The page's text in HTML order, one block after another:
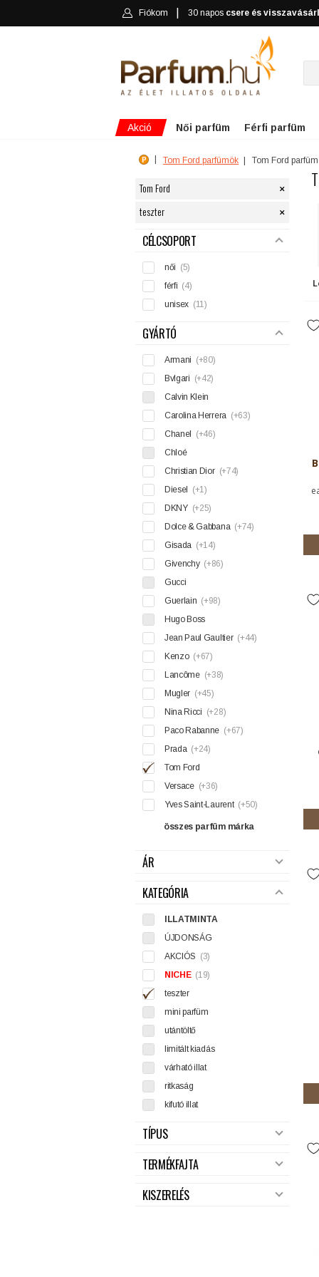
Fiókom 30 napos csere és
Akció Női parfüm Férfi parfüm
Tom Ford parfümök Tom Ford
Tom Ford ×
teszter ×
SZŰRÉS
CÉLCSOPORT
női (5)
férfi (4)
unisex (11)
GYÁRTÓ
Armani (+80)
Bvlgari (+42)
Calvin Klein
Carolina Herrera (+63)
Chanel
(+46)
Chloé
Christian Dior (+74)
Diesel
(+1)
DKNY (+25)
Dolce & Gabbana (+74)
Gisada (+14)
Givenchy (+86)
Gucci
Guerlain (+98)
Hugo Boss
Jean Paul Gaultier (+44)
Kenzo (+67)
Lancôme (+38)
Mugler (+45)
Nina Ricci (+28)
Paco Rabanne (+67)
Prada (+24)
Tom Ford
Versace (+36)
Yves Saint-Laurent (+50)
összes parfüm márka
ÁR
KATEGÓRIA
ILLATMINTA
ÚJDONSÁG
AKCIÓS (3)
NICHE (19)
teszter
mini parfüm
utántöltő
limitált kiadás
várható illat
ritkaság
kifutó illat
TÍPUS
TERMÉKFAJTA
KISZERELÉS